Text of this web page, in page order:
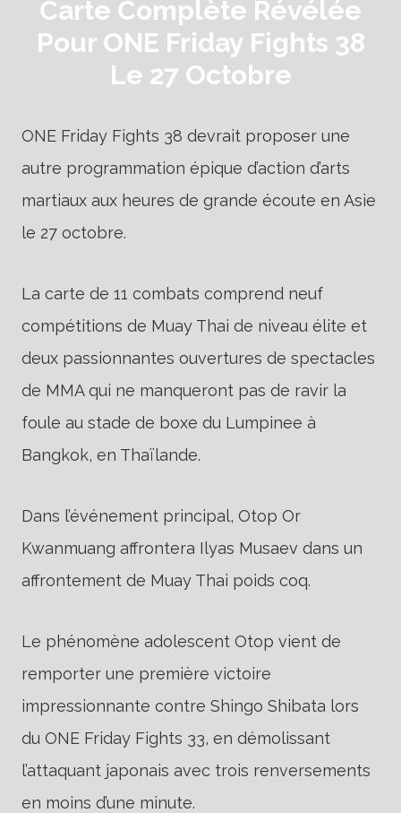
Carte Complète Révélée
Pour ONE Friday Fights 38
Le 27 Octobre
ONE Friday Fights 38 devrait proposer une
autre programmation épique d’action d’arts
martiaux aux heures de grande écoute en Asie
le 27 octobre.
La carte de 11 combats comprend neuf
compétitions de Muay Thai de niveau élite et
deux passionnantes ouvertures de spectacles
de MMA qui ne manqueront pas de ravir la
foule au stade de boxe du Lumpinee à
Bangkok, en Thaïlande.
Dans l’événement principal, Otop Or
Kwanmuang affrontera Ilyas Musaev dans un
affrontement de Muay Thai poids coq.
Le phénomène adolescent Otop vient de
remporter une première victoire
impressionnante contre Shingo Shibata lors
du ONE Friday Fights 33, en démolissant
l’attaquant japonais avec trois renversements
en moins d’une minute.